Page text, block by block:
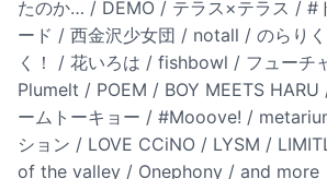
たのか… / DEMO / テラス×テラス / #
ード / 西金沢少女団 / notall / のらり
く！ / 花いろは / fishbowl / フューチ
Plumelt / POEM / BOY MEETS HARU
ームトーキョー / #Mooove! /
ション / LOVE CCiNO / LYSM /
of the valley / Onephony / and more